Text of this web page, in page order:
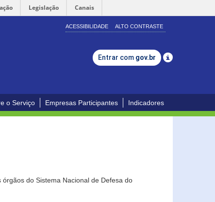
Legislação Canais
ACESSIBILIDADE ALTO CONTRASTE
Entrar com gov.br
o Serviço Empresas Participantes Indicadores
do Sistema Nacional de Defesa do